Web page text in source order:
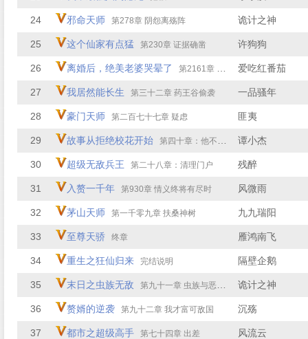
24 邪命天师 第278章 阴怨离殇阵 诡计之神
25 这个仙家有点猛 第230章 证据确凿 许狗狗
26 离婚后，绝美老婆哭晕了 第2161章 屡屡尝试！ 爱吃红番茄
27 我居然能长生 第三十二章 药王谷偷袭 一品骚年
28 豪门天师 第二百七十七章 疑虑 匪夷
29 故事从拒绝校花开始 第四十章：他不是你们能招惹的 谭小杰
30 超级无敌兵王 第二十八章：清理门户 残醉
31 入赘一千年 第930章 情义终将有尽时 风微雨
32 茅山天师 第一千零九章 扶桑神树 九九瑞阳
33 至尊天骄 终章 雁鸿南飞
34 重生之狂仙归来 完结说明 隔壁企鹅
35 末日之虫族无敌 第九十一章 虫族与恶魔之战 诡计之神
36 赘婿的逆袭 第九十二章 我才富可敌国 沉殇
37 都市之超级高手 第七十四章 出差 风流云